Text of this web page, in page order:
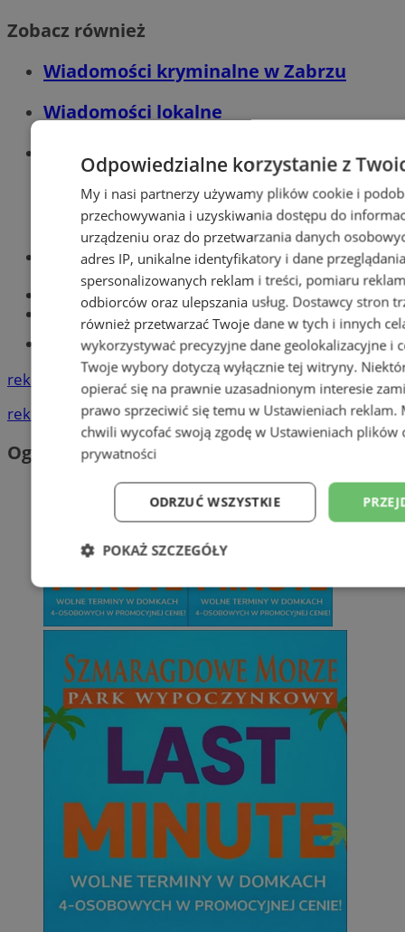
Zobacz również
Wiadomości kryminalne w Zabrzu
Wiadomości lokalne
Wiadomości sportowe
Optyk, okulista
Zabrze
Największy sklep z częściami online!
Książeczka sanepidowska
Tworzenie stron www -Zabrze
reklama
reklama
Ogłoszenia
Odpowiedzialne korzystanie z
My i nasi partnerzy używamy plików cookie i
przechowywania i uzyskiwania dostępu do
urządzeniu oraz do przetwarzania danych
adres IP, unikalne identyfikatory i dane
spersonalizowanych reklam i treści, pomiaru
odbiorców oraz ulepszania usług. Dostawcy stron
również przetwarzać Twoje dane w tych i innych
wykorzystywać precyzyjne dane geolokalizacyjne i
Twoje wybory dotyczą wyłącznie tej witryny.
opierać się na prawnie uzasadnionym interesie
prawo sprzeciwić się temu w Ustawieniach reklam.
chwili wycofać swoją zgodę w Ustawieniach plików
prywatności
ODRZUĆ WSZYSTKIE
POKAŻ SZCZEGÓŁY
Niezbędne Wydajność
Niesklasyfikowane
Niezbędne Wydajność Targetowanie
Niezbędne pliki cookie umożliwiają korzystanie z podstawowych
takich jak logowanie użytkownika i zarządzanie kontem. Bez
można prawidłowo korzystać ze strony internetowej.
Nazwa
Provider /
Domena
zabrze.com.pl